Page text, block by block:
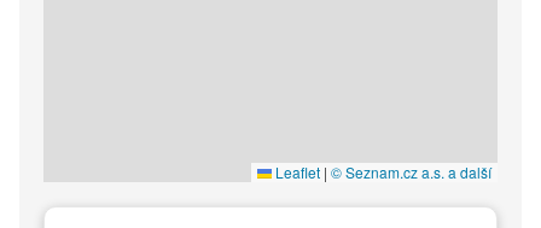
Leaflet | © Seznam.cz a.s. a další